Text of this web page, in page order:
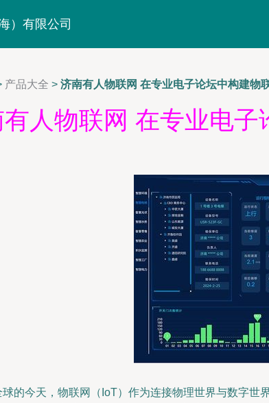
）有限公司
产品大全 > 济南有人物联网 在专业电子论坛中构建物
人物联网 在专业电
的今天，物联网（IoT）作为连接物理世界与数字